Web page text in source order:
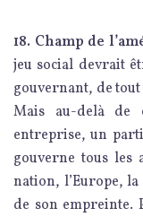
18. Champ de
jeu social devrait
gouvernant, de tout
Mais au-delà de
entreprise, un
gouverne tous
nation, l’Europe, la
de son empreinte.